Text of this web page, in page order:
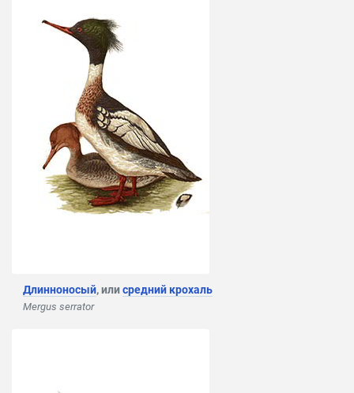
Длинноносый, илисредний крохаль
Mergus serrator